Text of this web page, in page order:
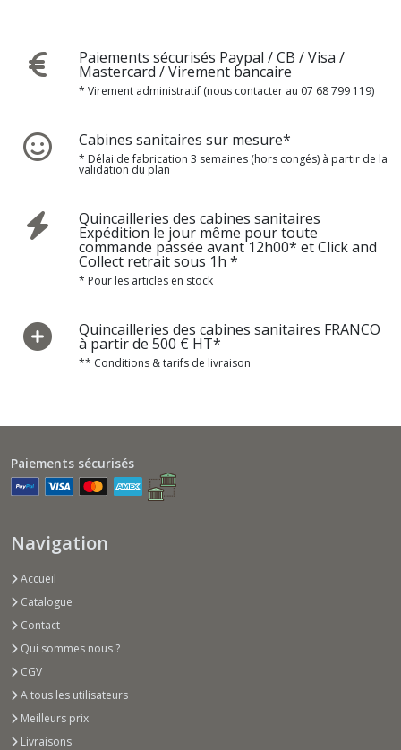
Paiements sécurisés Paypal / CB / Visa /
Mastercard / Virement bancaire
* Virement administratif (nous contacter au 07 68 799 119)
Cabines sanitaires sur mesure*
* Délai de fabrication 3 semaines (hors congés) à partir de la
validation du plan
Quincailleries des cabines sanitaires
Expédition le jour même pour toute
commande passée avant 12h00* et Click and
Collect retrait sous 1h *
* Pour les articles en stock
Quincailleries des cabines sanitaires FRANCO
à partir de 500 € HT*
** Conditions & tarifs de livraison
Paiements sécurisés
Navigation
Accueil
Catalogue
Contact
Qui sommes nous ?
CGV
A tous les utilisateurs
Meilleurs prix
Livraisons